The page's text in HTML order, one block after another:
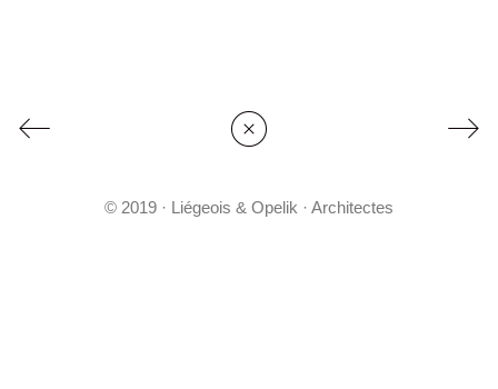
© 2019 · Liégeois & Opelik · Architectes